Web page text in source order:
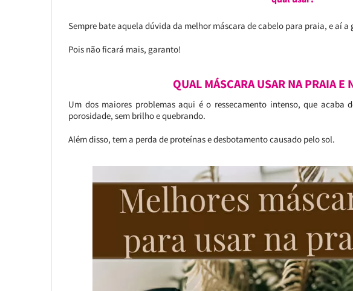
Sempre bate aquela dúvida da melhor máscara de cabelo para praia, e aí a
Pois não ficará mais, garanto!
QUAL MÁSCARA USAR NA PRAIA E
Um dos maiores problemas aqui é o ressecamento intenso, que acaba
porosidade, sem brilho e quebrando.
Além disso, tem a perda de proteínas e desbotamento causado pelo sol.